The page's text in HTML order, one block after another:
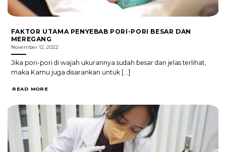
FAKTOR UTAMA PENYEBAB PORI-PORI BESAR DAN
MEREGANG
November 12, 2022
Jika pori-pori di wajah ukurannya sudah besar dan jelas terlihat,
maka Kamu juga disarankan untuk [...]
READ MORE